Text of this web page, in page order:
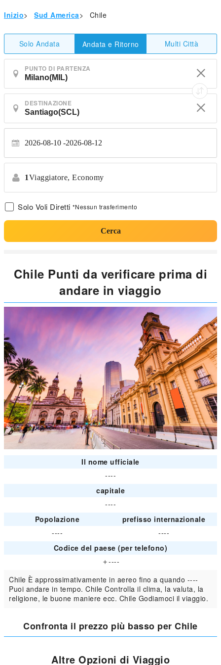
Inizio> Sud America> Chile
Solo Andata Andata e Ritorno Multi Città
PUNTO DI PARTENZA
DESTINAZIONE
2026-08-10 2026-08-12
1Viaggiatore, Economy
Solo Voli Diretti *Nessun trasferimento
Cerca
Chile Punti da verificare prima di
andare in viaggio
Il nome ufficiale
----
capitale
----
Popolazione
prefisso internazionale
----
----
Codice del paese (per telefono)
＋----
Chile È approssimativamente in aereo fino a quando ----
Puoi andare in tempo. Chile Controlla il clima, la valuta, la
religione, le buone maniere ecc. Chile Godiamoci il viaggio.
Confronta il prezzo più basso per Chile
Altre Opzioni di Viaggio